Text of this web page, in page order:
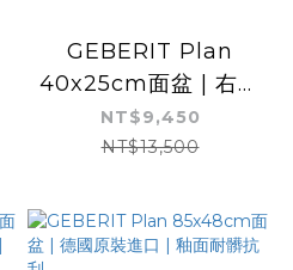
GEBERIT Plan
40x25cm面盆 | 右槽
左孔 | 德國原裝進口 |
釉面耐髒抗刮
NT$9,450
NT$13,500